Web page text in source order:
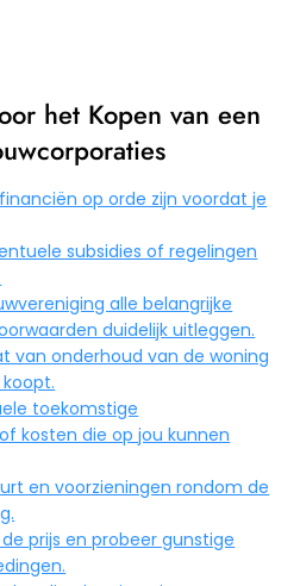
het Kopen van een
op orde zijn voordat je
subsidies of regelingen
alle belangrijke
duidelijk uitleggen.
van onderhoud van de woning
toekomstige
kosten die op jou kunnen
en voorzieningen rondom de
prijs en probeer gunstige